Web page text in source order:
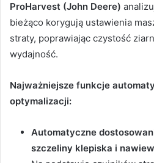
ProHarvest (John Deere)
bieżąco korygują ustawienia
straty, poprawiając czystość
wydajność.
Najważniejsze funkcje
optymalizacji:
Automatyczne
szczeliny klepiska i